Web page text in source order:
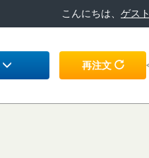
こんにちは、 ゲスト
再注文